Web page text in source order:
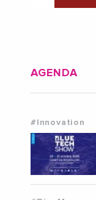
AGENDA
#Innovation